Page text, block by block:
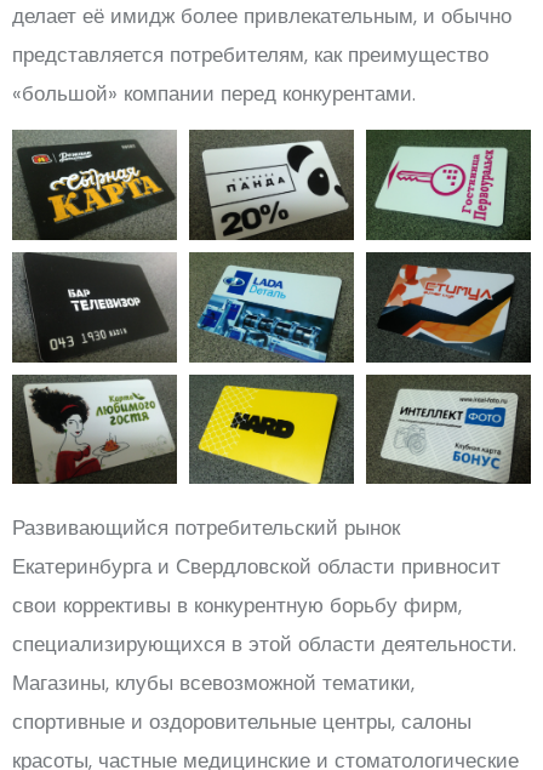
делает её имидж более привлекательным, и обычно
представляется потребителям, как преимущество
«большой» компании перед конкурентами.
Развивающийся потребительский рынок
Екатеринбурга и Свердловской области привносит
свои коррективы в конкурентную борьбу фирм,
специализирующихся в этой области деятельности.
Магазины, клубы всевозможной тематики,
спортивные и оздоровительные центры, салоны
красоты, частные медицинские и стоматологические